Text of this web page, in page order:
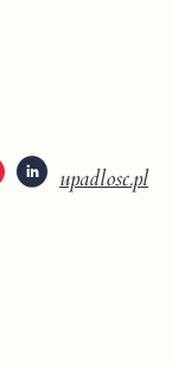
upadlosc.pl